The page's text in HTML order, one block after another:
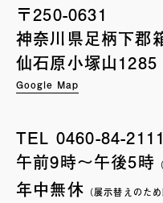
〒250-0631
神奈川県足柄下郡
仙石原小塚山1285
Google Map
TEL 0460-84-2111
午前9時〜午後5時
年中無休 （展示替えのた